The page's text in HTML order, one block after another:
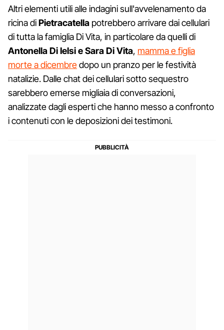
Altri elementi utili alle indagini sull'avvelenamento da
ricina diPietracatella potrebbero arrivare dai cellulari
di tutta la famiglia Di Vita, in particolare da quelli di
Antonella Di Ielsi e Sara Di Vita, mamma e figlia
morte a dicembredopo un pranzo per le festività
natalizie. Dalle chat dei cellulari sotto sequestro
sarebbero emerse migliaia di conversazioni,
analizzate dagli esperti che hanno messo a confronto
i contenuti con le deposizioni dei testimoni.